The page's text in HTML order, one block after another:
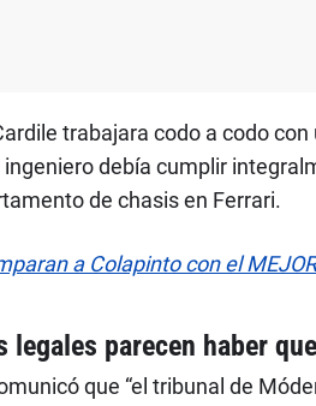
trabajara codo a codo
debía cumplir
de chasis en Ferrari.
a Colapinto con el
legales parecen haber
que “el tribunal de